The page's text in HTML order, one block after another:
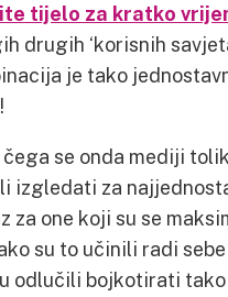
tijelo za kratko
drugih ‘korisnih
je tako
se onda mediji
izgledati za
za one koji su se
su to učinili radi
odlučili bojkotirati